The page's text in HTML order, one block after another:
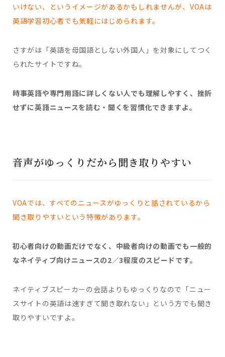
いけない、というイメージがあるかもしれませんが、 VOAは
英語学習初心者でも気軽にはじめられます。
さすがは「英語を母国語としない外国人」を対象にしてつく
られたサイトですね。
時事英語や専門用語に詳しくない人でも理解しやすく、挫折
せずに英語ニュースを読む・聞くを習慣化できますよ。
音声がゆっくりだから聞き取りやすい
VOAでは、すべてのニュースがゆっくりと話されているから
聞き取りやすいという特徴があります。
初心者向けの動画だけでなく、中級者向けの動画でも一般的
なネイティブ向けニュースの2／3程度のスピードです。
ネイティブスピーカーの会話よりもゆっくりなので「ニュー
スサイトの英語は速すぎて聞き取れない」という方でも聞き
取りやすいですよ。